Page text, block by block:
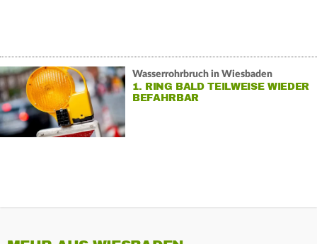
Wasserrohrbruch in Wiesbaden
1. RING BALD TEILWEISE WIEDER
BEFAHRBAR